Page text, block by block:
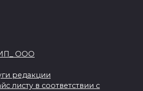
ИП_ ООО
редакции
листу в соответствии с